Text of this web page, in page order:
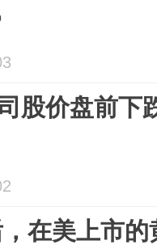
股价盘前下
在美上市